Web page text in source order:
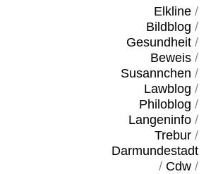
Elkline/
Bildblog /
Gesundheit/
Beweis/
Susannchen /
Lawblog /
Philoblog /
Langeninfo/
Trebur/
Darmundestadt
/ Cdw/